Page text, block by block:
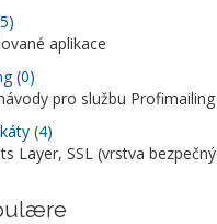
aplikace
(0)
pro službu Profimailing
(4)
Layer, SSL (vrstva